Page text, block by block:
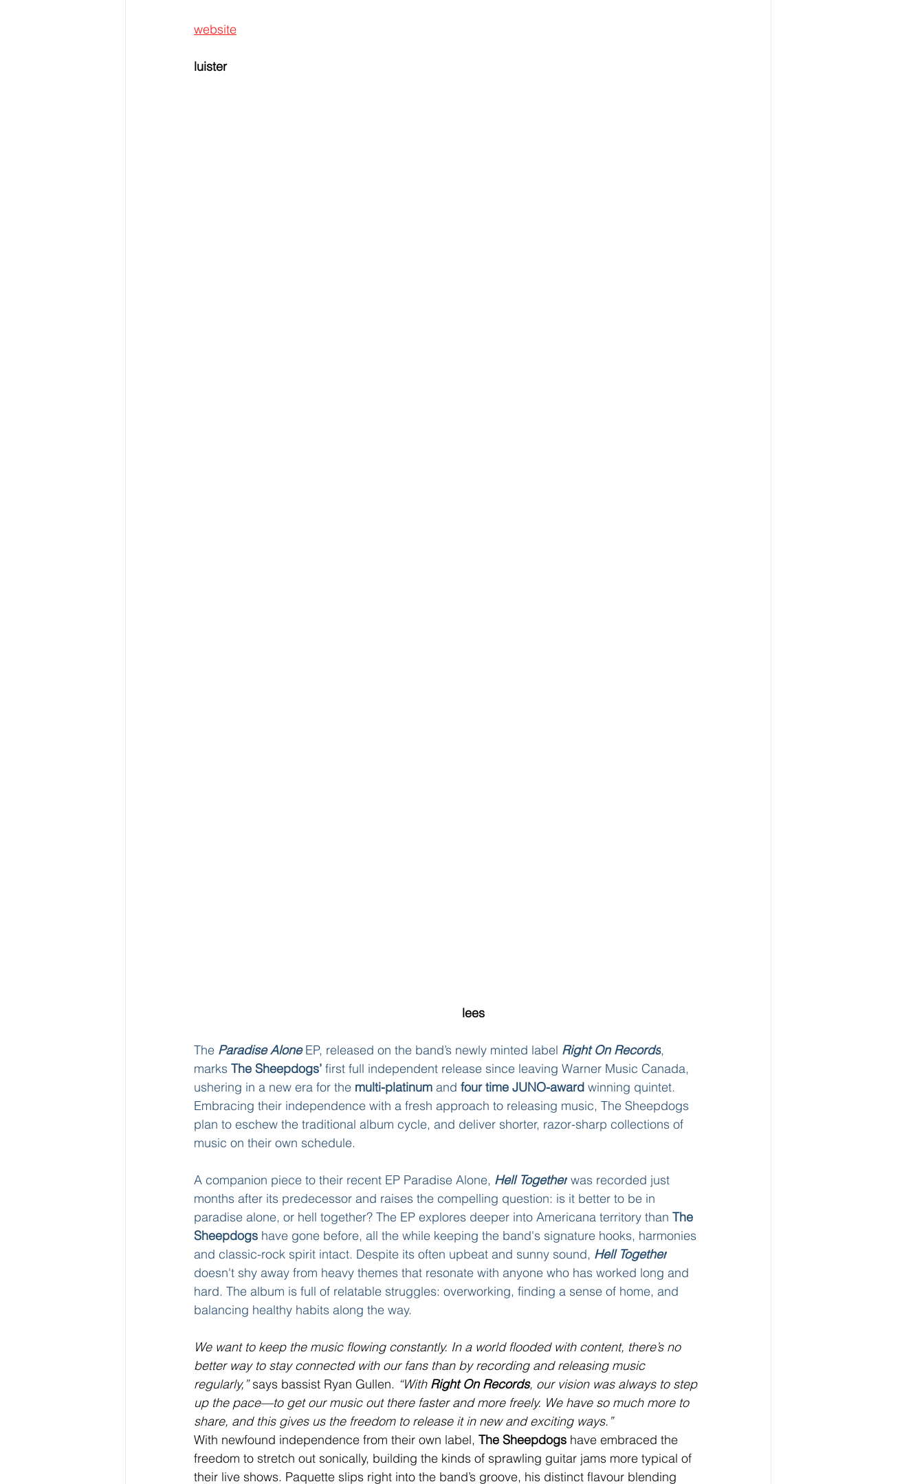
website
luister
lees
The Paradise Alone EP, released on the band’s newly minted label Right On Records,
marks The Sheepdogs’ first full independent release since leaving Warner Music Canada,
ushering in a new era for the multi-platinum and four time JUNO-award winning quintet.
Embracing their independence with a fresh approach to releasing music, The Sheepdogs
plan to eschew the traditional album cycle, and deliver shorter, razor-sharp collections of
music on their own schedule.
A companion piece to their recent EP Paradise Alone, Hell Together was recorded just
months after its predecessor and raises the compelling question: is it better to be in
paradise alone, or hell together? The EP explores deeper into Americana territory than The
Sheepdogs have gone before, all the while keeping the band's signature hooks, harmonies
and classic-rock spirit intact. Despite its often upbeat and sunny sound, Hell Together
doesn't shy away from heavy themes that resonate with anyone who has worked long and
hard. The album is full of relatable struggles: overworking, finding a sense of home, and
balancing healthy habits along the way.
We want to keep the music flowing constantly. In a world flooded with content, there’s no
better way to stay connected with our fans than by recording and releasing music
regularly,” says bassist Ryan Gullen. “With Right On Records, our vision was always to step
up the pace—to get our music out there faster and more freely. We have so much more to
share, and this gives us the freedom to release it in new and exciting ways.”
With newfound independence from their own label, The Sheepdogs have embraced the
freedom to stretch out sonically, building the kinds of sprawling guitar jams more typical of
their live shows. Paquette slips right into the band’s groove, his distinct flavour blending